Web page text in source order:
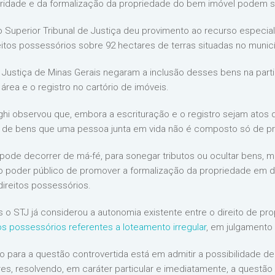
e da formalização da propriedade do bem imóvel podem
Superior Tribunal de Justiça deu provimento ao recurso
possessórios sobre 92 hectares de terras situadas no
de Minas Gerais negaram a inclusão desses bens na
e o registro no cartório de imóveis.
observou que, embora a escrituração e o registro sejam
bens que uma pessoa junta em vida não é composto só de
decorrer de má-fé, para sonegar tributos ou ocultar bens,
público de promover a formalização da propriedade em
possessórios.
STJ já considerou a autonomia existente entre o direito de
possessórios referentes a loteamento irregular, em julgamento
para a questão controvertida está em admitir a possibilidade
resolvendo, em caráter particular e imediatamente, a